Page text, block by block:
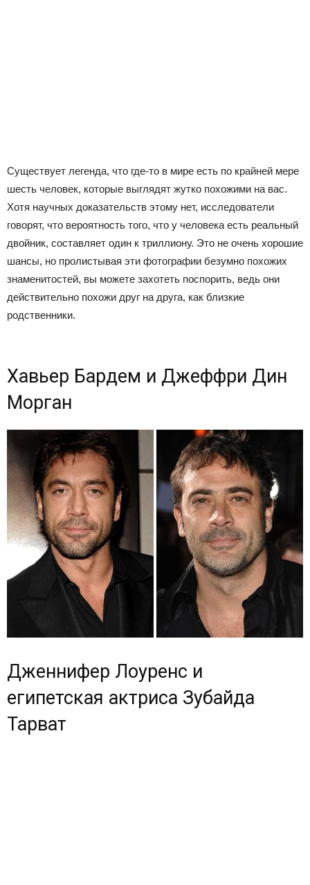
Существует легенда, что где-то в мире есть по крайней мере
шесть человек, которые выглядят жутко похожими на вас.
Хотя научных доказательств этому нет, исследователи
говорят, что вероятность того, что у человека есть реальный
двойник, составляет один к триллиону. Это не очень хорошие
шансы, но пролистывая эти фотографии безумно похожих
знаменитостей, вы можете захотеть поспорить, ведь они
действительно похожи друг на друга, как близкие
родственники.
Хавьер Бардем и Джеффри Дин
Морган
Дженнифер Лоуренс и
египетская актриса Зубайда
Тарват